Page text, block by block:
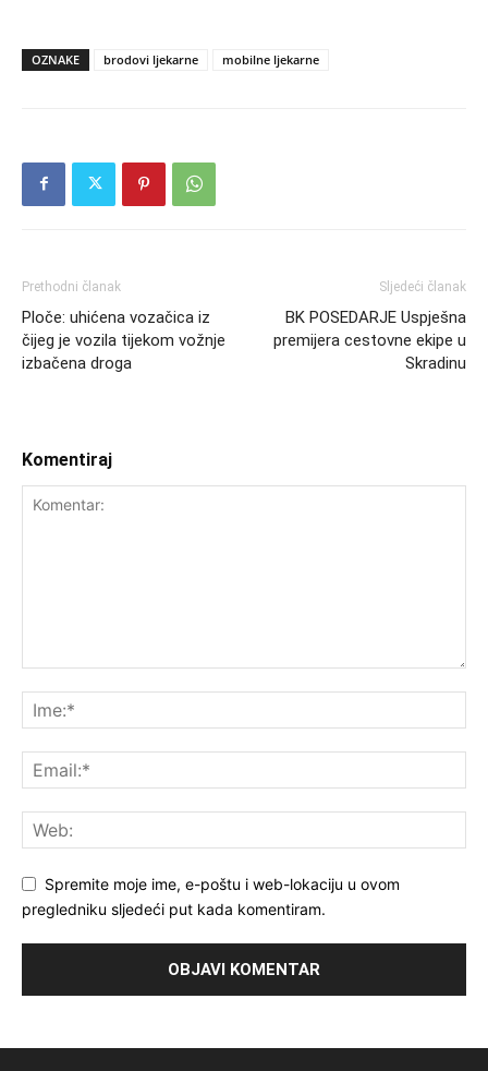
OZNAKE brodovi ljekarne mobilne ljekarne
Prethodni članak
Ploče: uhićena vozačica iz
čijeg je vozila tijekom vožnje
izbačena droga
Sljedeći članak
BK POSEDARJE Uspješna
premijera cestovne ekipe u
Skradinu
Komentiraj
Spremite moje ime, e-poštu i web-lokaciju u ovom
pregledniku sljedeći put kada komentiram.